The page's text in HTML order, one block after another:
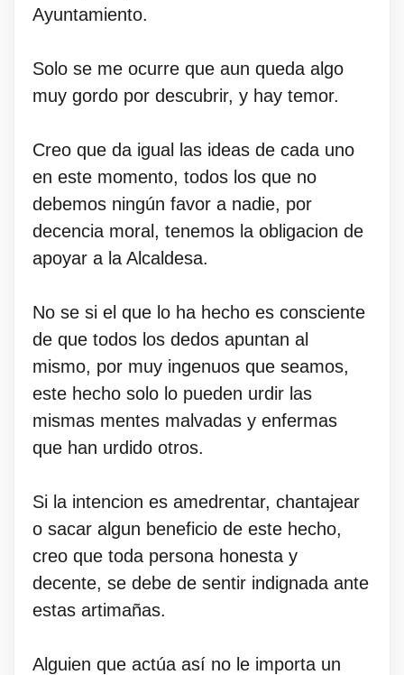
Ayuntamiento.
Solo se me ocurre que aun queda algo
muy gordo por descubrir, y hay temor.
Creo que da igual las ideas de cada uno
en este momento, todos los que no
debemos ningún favor a nadie, por
decencia moral, tenemos la obligacion de
apoyar a la Alcaldesa.
No se si el que lo ha hecho es consciente
de que todos los dedos apuntan al
mismo, por muy ingenuos que seamos,
este hecho solo lo pueden urdir las
mismas mentes malvadas y enfermas
que han urdido otros.
Si la intencion es amedrentar, chantajear
o sacar algun beneficio de este hecho,
creo que toda persona honesta y
decente, se debe de sentir indignada ante
estas artimañas.
Alguien que actúa así no le importa un